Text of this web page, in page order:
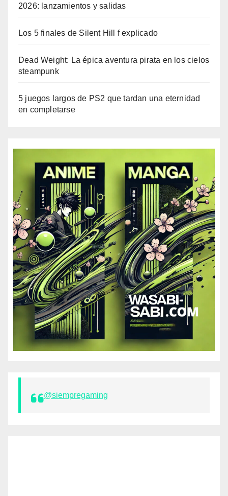
2026: lanzamientos y salidas
Los 5 finales de Silent Hill f explicado
Dead Weight: La épica aventura pirata en los cielos
steampunk
5 juegos largos de PS2 que tardan una eternidad
en completarse
@siempregaming